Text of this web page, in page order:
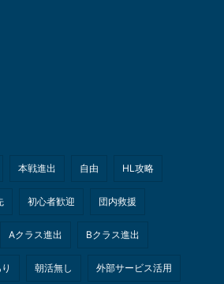
本戦進出 自由 HL攻略
初心者歓迎 団内救援
Aクラス進出 Bクラス進出
朝活無し 外部サービス活用